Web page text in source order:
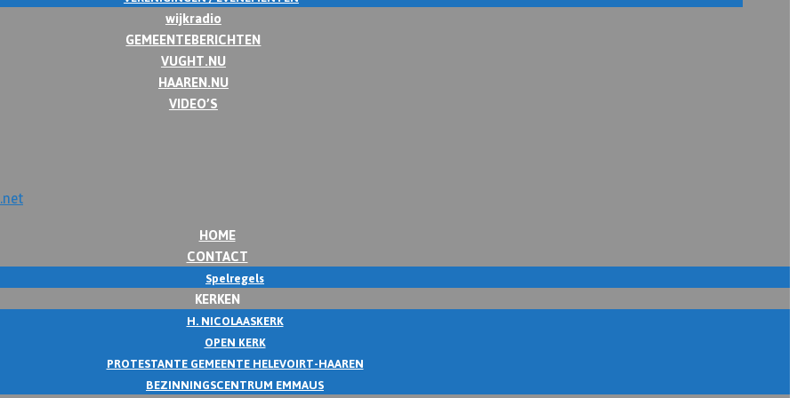
wijkradio
GEMEENTEBERICHTEN
VUGHT.NU
HAAREN.NU
VIDEO’S
HOME
CONTACT
Spelregels
KERKEN
H. NICOLAASKERK
OPEN KERK
PROTESTANTE GEMEENTE HELEVOIRT-HAAREN
BEZINNINGSCENTRUM EMMAUS